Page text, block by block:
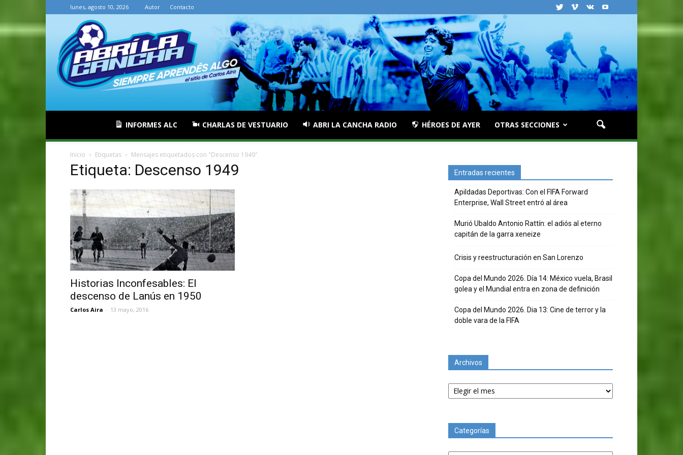
lunes, agosto 10, 2026 Autor Contacto
INFORMES ALC CHARLAS DE VESTUARIO ABRI LA CANCHA RADIO HÉROES DE AYER OTRAS SECCIONES
Inicio Etiquetas Mensajes etiquetados con "Descenso 1949"
Etiqueta: Descenso 1949
Historias Inconfesables: El
descenso de Lanús en 1950
Carlos Aira - 13 mayo, 2016
Entradas recientes
Apildadas Deportivas: Con el FIFA Forward
Enterprise, Wall Street entró al área
Murió Ubaldo Antonio Rattín: el adiós al eterno
capitán de la garra xeneize
Crisis y reestructuración en San Lorenzo
Copa del Mundo 2026. Día 14: México vuela, Brasil
golea y el Mundial entra en zona de definición
Copa del Mundo 2026. Dia 13: Cine de terror y la
doble vara de la FIFA
Archivos
Archivos
Categorías
Categorías